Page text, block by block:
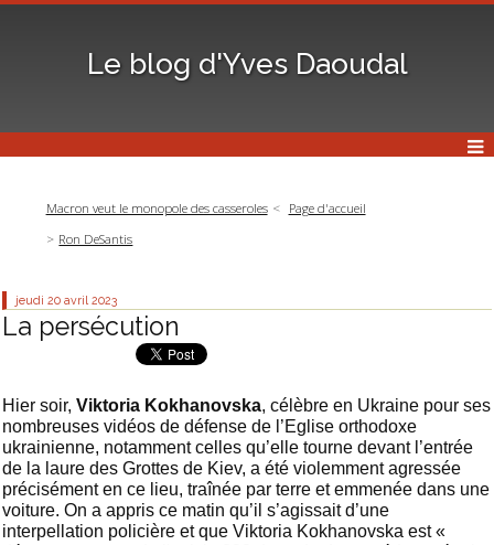
Le blog d'Yves Daoudal
Macron veut le monopole des casseroles
Page d'accueil
Ron DeSantis
jeudi 20 avril 2023
La persécution
Hier soir, Viktoria Kokhanovska, célèbre en Ukraine pour ses
nombreuses vidéos de défense de l’Eglise orthodoxe
ukrainienne, notamment celles qu’elle tourne devant l’entrée
de la laure des Grottes de Kiev, a été violemment agressée
précisément en ce lieu, traînée par terre et emmenée dans une
voiture. On a appris ce matin qu’il s’agissait d’une
interpellation policière et que Viktoria Kokhanovska est «